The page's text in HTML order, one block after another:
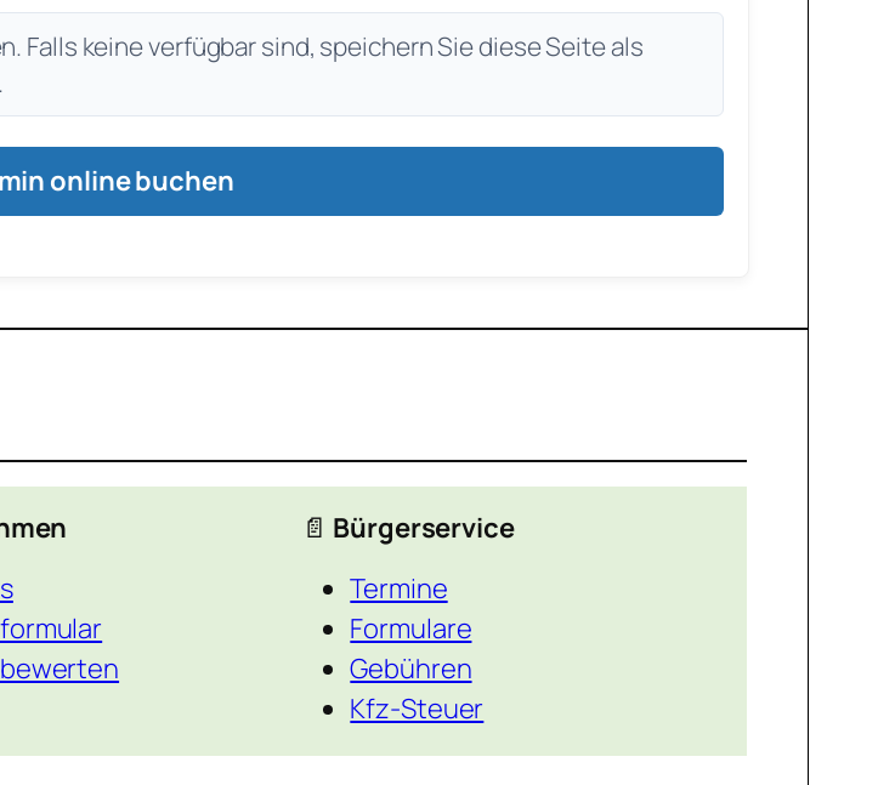
Falls keine verfügbar sind, speichern Sie diese Seite als
online buchen
📄 Bürgerservice
Termine
Formulare
Gebühren
Kfz-Steuer